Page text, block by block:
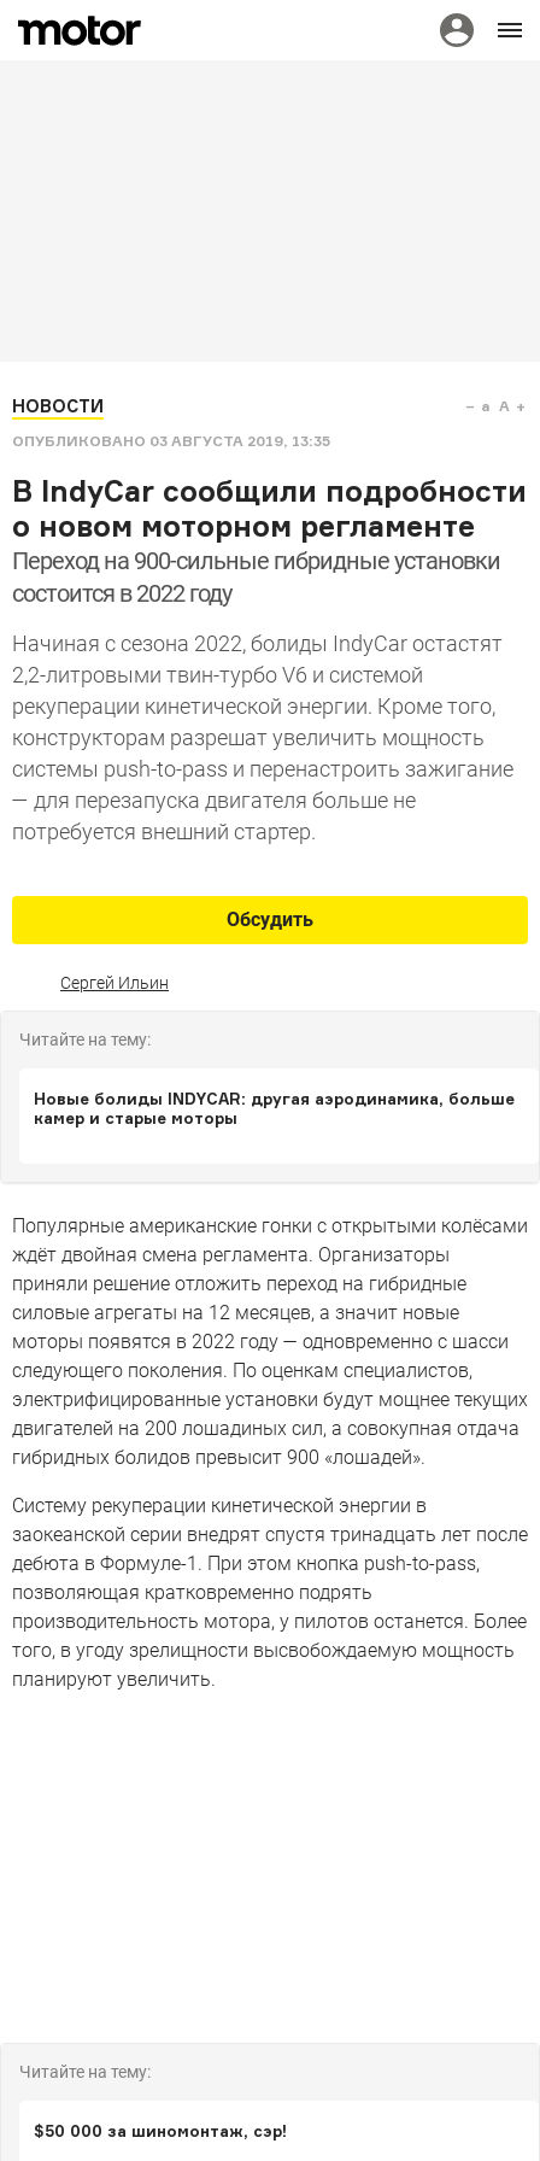
НОВОСТИ
ОПУБЛИКОВАНО 03 АВГУСТА 2019, 13:35
a A
В IndyCar сообщили подробности
о новом моторном регламенте
Переход на 900-сильные гибридные установки
состоится в 2022 году
Начиная с сезона 2022, болиды IndyCar остастят
2,2-литровыми твин-турбо V6 и системой
рекуперации кинетической энергии. Кроме того,
конструкторам разрешат увеличить мощность
системы push-to-pass и перенастроить зажигание
— для перезапуска двигателя больше не
потребуется внешний стартер.
Обсудить
Сергей Ильин
Читайте на тему:
Новые болиды INDYCAR: другая аэродинамика, больше
камер и старые моторы
Популярные американские гонки с открытыми колёсами
ждёт двойная смена регламента. Организаторы
приняли решение отложить переход на гибридные
силовые агрегаты на 12 месяцев, а значит новые
моторы появятся в 2022 году — одновременно с шасси
следующего поколения. По оценкам специалистов,
электрифицированные установки будут мощнее текущих
двигателей на 200 лошадиных сил, а совокупная отдача
гибридных болидов превысит 900 «лошадей».
Cистему рекуперации кинетической энергии в
заокеанской серии внедрят cпустя тринадцать лет после
дебюта в Формуле-1. При этом кнопка push-to-pass,
позволяющая кратковременно подрять
производительность мотора, у пилотов останется. Более
того, в угоду зрелищности высвобождаемую мощность
планируют увеличить.
Читайте на тему:
$50 000 за шиномонтаж, сэр!